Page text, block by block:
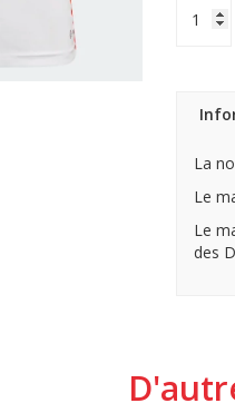
La
Le
Le
des